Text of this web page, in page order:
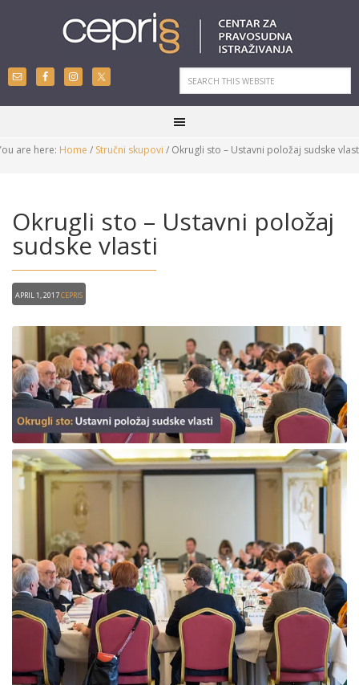
are here: Home / Stručni skupovi / Okrugli sto – Ustavni položaj sudske
Okrugli sto – Ustavni položaj
sudske vlasti
April 1, 2017CEPRIS